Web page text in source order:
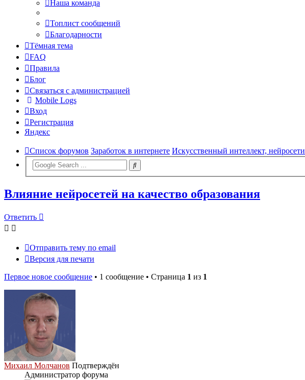
Наша команда
Топлист сообщений
Благодарности
Тёмная тема
FAQ
Правила
Блог
Связаться с администрацией
Mobile Logs
Вход
Регистрация
Яндекс
Список форумов Заработок в интернете Искусственный интеллект, нейросети
Влияние нейросетей на качество образования
Ответить
Отправить тему по email
Версия для печати
Первое новое сообщение • 1 сообщение • Страница 1 из 1
Михаил Молчанов Подтверждён
Администратор форума